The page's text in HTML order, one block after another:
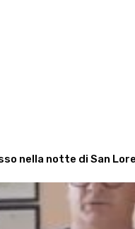
nella notte di San